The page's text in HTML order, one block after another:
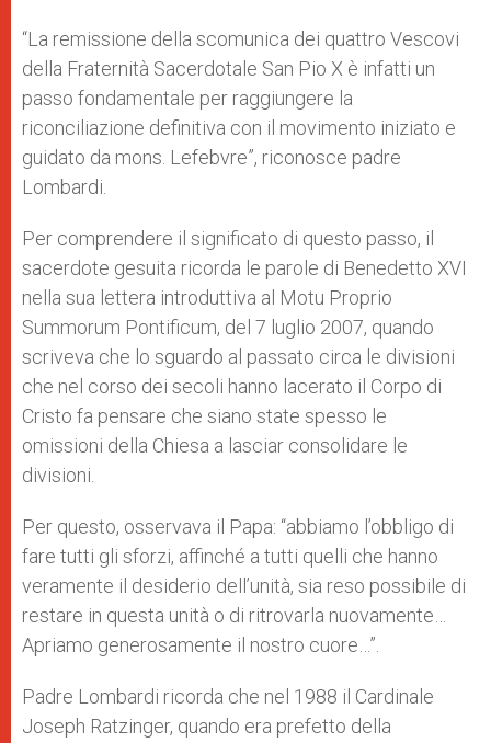
“La remissione della scomunica dei quattro Vescovi
della Fraternità Sacerdotale San Pio X è infatti un
passo fondamentale per raggiungere la
riconciliazione definitiva con il movimento iniziato e
guidato da mons. Lefebvre”, riconosce padre
Lombardi.
Per comprendere il significato di questo passo, il
sacerdote gesuita ricorda le parole di Benedetto XVI
nella sua lettera introduttiva al Motu Proprio
Summorum Pontificum, del 7 luglio 2007, quando
scriveva che lo sguardo al passato circa le divisioni
che nel corso dei secoli hanno lacerato il Corpo di
Cristo fa pensare che siano state spesso le
omissioni della Chiesa a lasciar consolidare le
divisioni.
Per questo, osservava il Papa: “abbiamo l’obbligo di
fare tutti gli sforzi, affinché a tutti quelli che hanno
veramente il desiderio dell’unità, sia reso possibile di
restare in questa unità o di ritrovarla nuovamente…
Apriamo generosamente il nostro cuore…”.
Padre Lombardi ricorda che nel 1988 il Cardinale
Joseph Ratzinger, quando era prefetto della